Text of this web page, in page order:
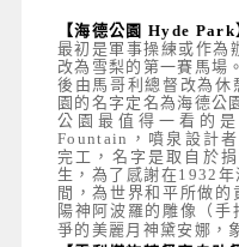
【海德公園 Hyde Park
最初是軍事操練或作為
改為雪梨的第一賽馬場。
後由馬哥利總督改為休
園的名字定名為海德公
公園最值得一看的
Fountain，噴泉設計
完工，名字是取自於
生，為了感謝在1932
間，為世界和平所做
陽神阿波羅的雕像（
爭的美麗月神黛安娜，